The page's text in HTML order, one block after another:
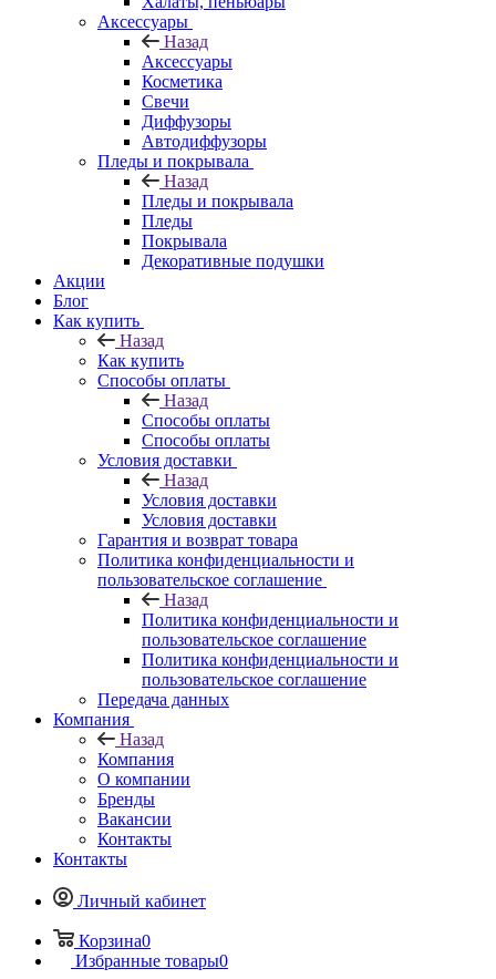
Аксессуары
Назад
Аксессуары
Косметика
Свечи
Диффузоры
Автодиффузоры
Пледы и покрывала
Назад
Пледы и покрывала
Пледы
Покрывала
Декоративные подушки
Акции
Блог
Как купить
Назад
Как купить
Способы оплаты
Назад
Способы оплаты
Способы оплаты
Условия доставки
Назад
Условия доставки
Условия доставки
Гарантия и возврат товара
Политика конфиденциальности и
пользовательское соглашение
Назад
Политика конфиденциальности и
пользовательское соглашение
Политика конфиденциальности и
пользовательское соглашение
Передача данных
Компания
Назад
Компания
О компании
Бренды
Вакансии
Контакты
Контакты
Личный кабинет
Корзина0
Избранные товары0